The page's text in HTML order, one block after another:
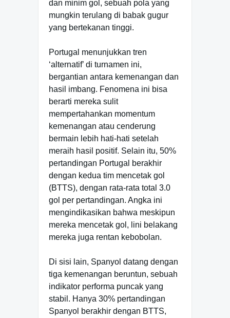
dan minim gol, sebuah pola yang
mungkin terulang di babak gugur
yang bertekanan tinggi.
Portugal menunjukkan tren
‘alternatif’ di turnamen ini,
bergantian antara kemenangan dan
hasil imbang. Fenomena ini bisa
berarti mereka sulit
mempertahankan momentum
kemenangan atau cenderung
bermain lebih hati-hati setelah
meraih hasil positif. Selain itu, 50%
pertandingan Portugal berakhir
dengan kedua tim mencetak gol
(BTTS), dengan rata-rata total 3.0
gol per pertandingan. Angka ini
mengindikasikan bahwa meskipun
mereka mencetak gol, lini belakang
mereka juga rentan kebobolan.
Di sisi lain, Spanyol datang dengan
tiga kemenangan beruntun, sebuah
indikator performa puncak yang
stabil. Hanya 30% pertandingan
Spanyol berakhir dengan BTTS,